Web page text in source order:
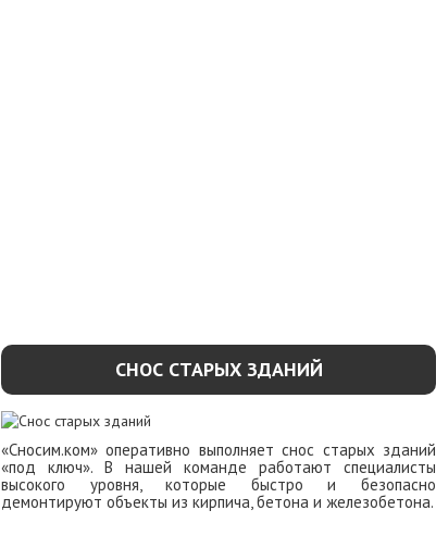
СНОС СТАРЫХ ЗДАНИЙ
«Сносим.ком» оперативно выполняет снос старых зданий
«под ключ». В нашей команде работают специалисты
высокого уровня, которые быстро и безопасно
демонтируют объекты из кирпича, бетона и железобетона.